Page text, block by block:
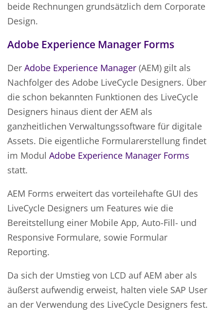
beide Rechnungen grundsätzlich dem Corporate
Design.
Adobe Experience Manager Forms
Der Adobe Experience Manager (AEM) gilt als
Nachfolger des Adobe LiveCycle Designers. Über
die schon bekannten Funktionen des LiveCycle
Designers hinaus dient der AEM als
ganzheitlichen Verwaltungssoftware für digitale
Assets. Die eigentliche Formularerstellung findet
im Modul Adobe Experience Manager Forms
statt.
AEM Forms erweitert das vorteilehafte GUI des
LiveCycle Designers um Features wie die
Bereitstellung einer Mobile App, Auto-Fill- und
Responsive Formulare, sowie Formular
Reporting.
Da sich der Umstieg von LCD auf AEM aber als
äußerst aufwendig erweist, halten viele SAP User
an der Verwendung des LiveCycle Designers fest.